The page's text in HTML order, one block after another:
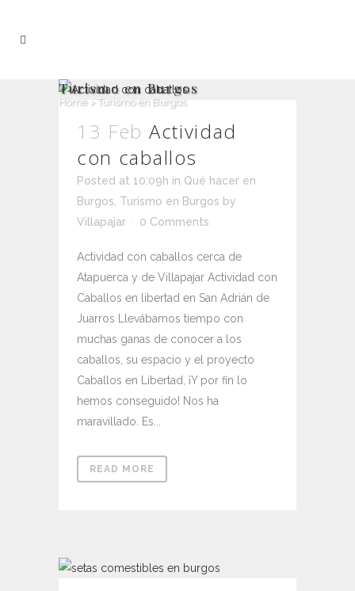
Turismo en Burgos
Home>Turismo en Burgos
13 Feb Actividad
con caballos
Posted at 10:09h in Qué hacer en
Burgos Turismo en Burgos by
Villapajar
0 Comments
Actividad con caballos cerca de
Atapuerca y de Villapajar Actividad con
Caballos en libertad en San Adrián de
Juarros Llevábamos tiempo con
muchas ganas de conocer a los
caballos, su espacio y el proyecto
Caballos en Libertad, ¡Y por fin lo
hemos conseguido! Nos ha
maravillado. Es...
READ MORE